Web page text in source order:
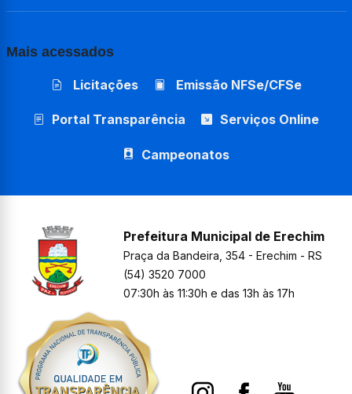
Mais acessados
Licitações Emissão NFSe/CFSe
Portal Transparência Serviços Online
Campeonatos
Prefeitura Municipal de Erechim
Praça da Bandeira, 354 - Erechim - RS
(54) 3520 7000
07:30h às 11:30h e das 13h às 17h